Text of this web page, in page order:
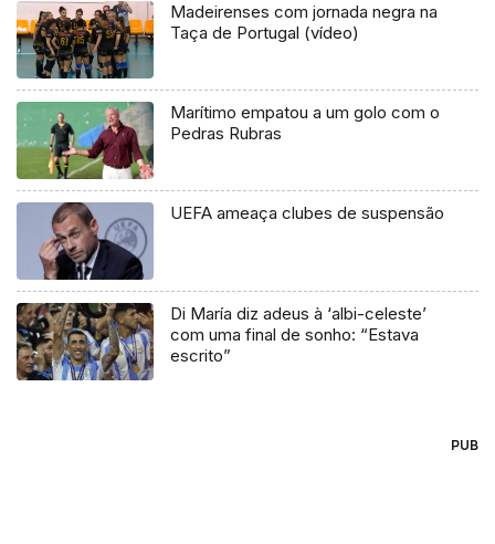
Madeirenses com jornada negra na
Taça de Portugal (vídeo)
Marítimo empatou a um golo com o
Pedras Rubras
UEFA ameaça clubes de suspensão
Di María diz adeus à ‘albi-celeste’
com uma final de sonho: “Estava
escrito”
PUB